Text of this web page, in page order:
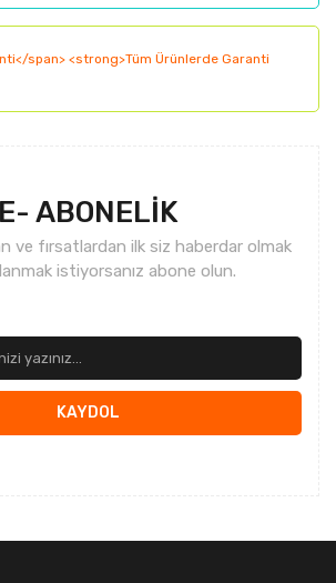
E- ABONELİK
ve fırsatlardan ilk siz haberdar olmak
istiyorsanız abone olun.
KAYDOL